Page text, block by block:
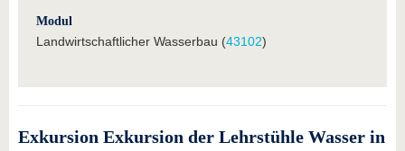
Modul
Landwirtschaftlicher Wasserbau (43102)
Exkursion Exkursion der Lehrstühle Wasser in